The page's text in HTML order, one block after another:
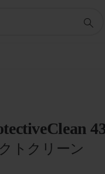
トクリーン